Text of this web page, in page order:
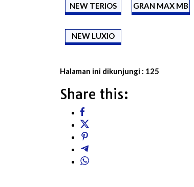
NEW TERIOS GRAN MAX MB
NEW LUXIO
Halaman ini dikunjungi : 125
Share this: